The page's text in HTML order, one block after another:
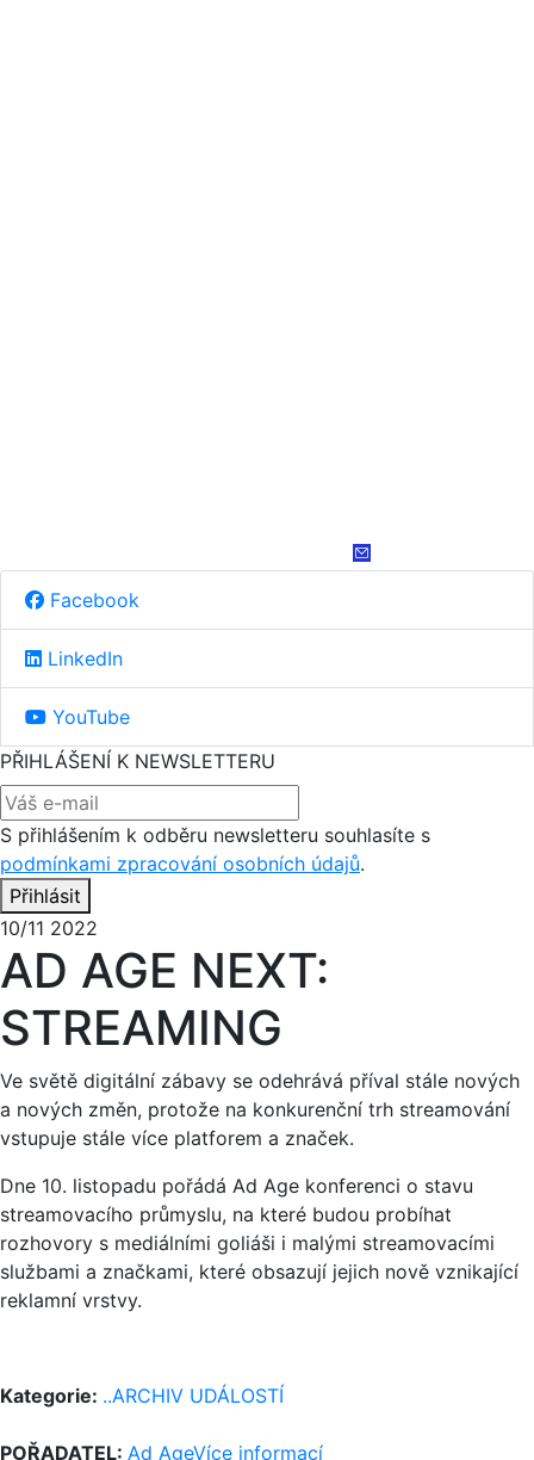
Facebook
LinkedIn
YouTube
PŘIHLÁŠENÍ K NEWSLETTERU
S přihlášením k odběru newsletteru souhlasíte s
podmínkami zpracování osobních údajů.
Přihlásit
10/11 2022
AD AGE NEXT:
STREAMING
Ve světě digitální zábavy se odehrává příval stále nových
a nových změn, protože na konkurenční trh streamování
vstupuje stále více platforem a značek.
Dne 10. listopadu pořádá Ad Age konferenci o stavu
streamovacího průmyslu, na které budou probíhat
rozhovory s mediálními goliáši i malými streamovacími
službami a značkami, které obsazují jejich nově vznikající
reklamní vrstvy.
Kategorie: ..ARCHIV UDÁLOSTÍ
POŘADATEL: Ad AgeVíce informací